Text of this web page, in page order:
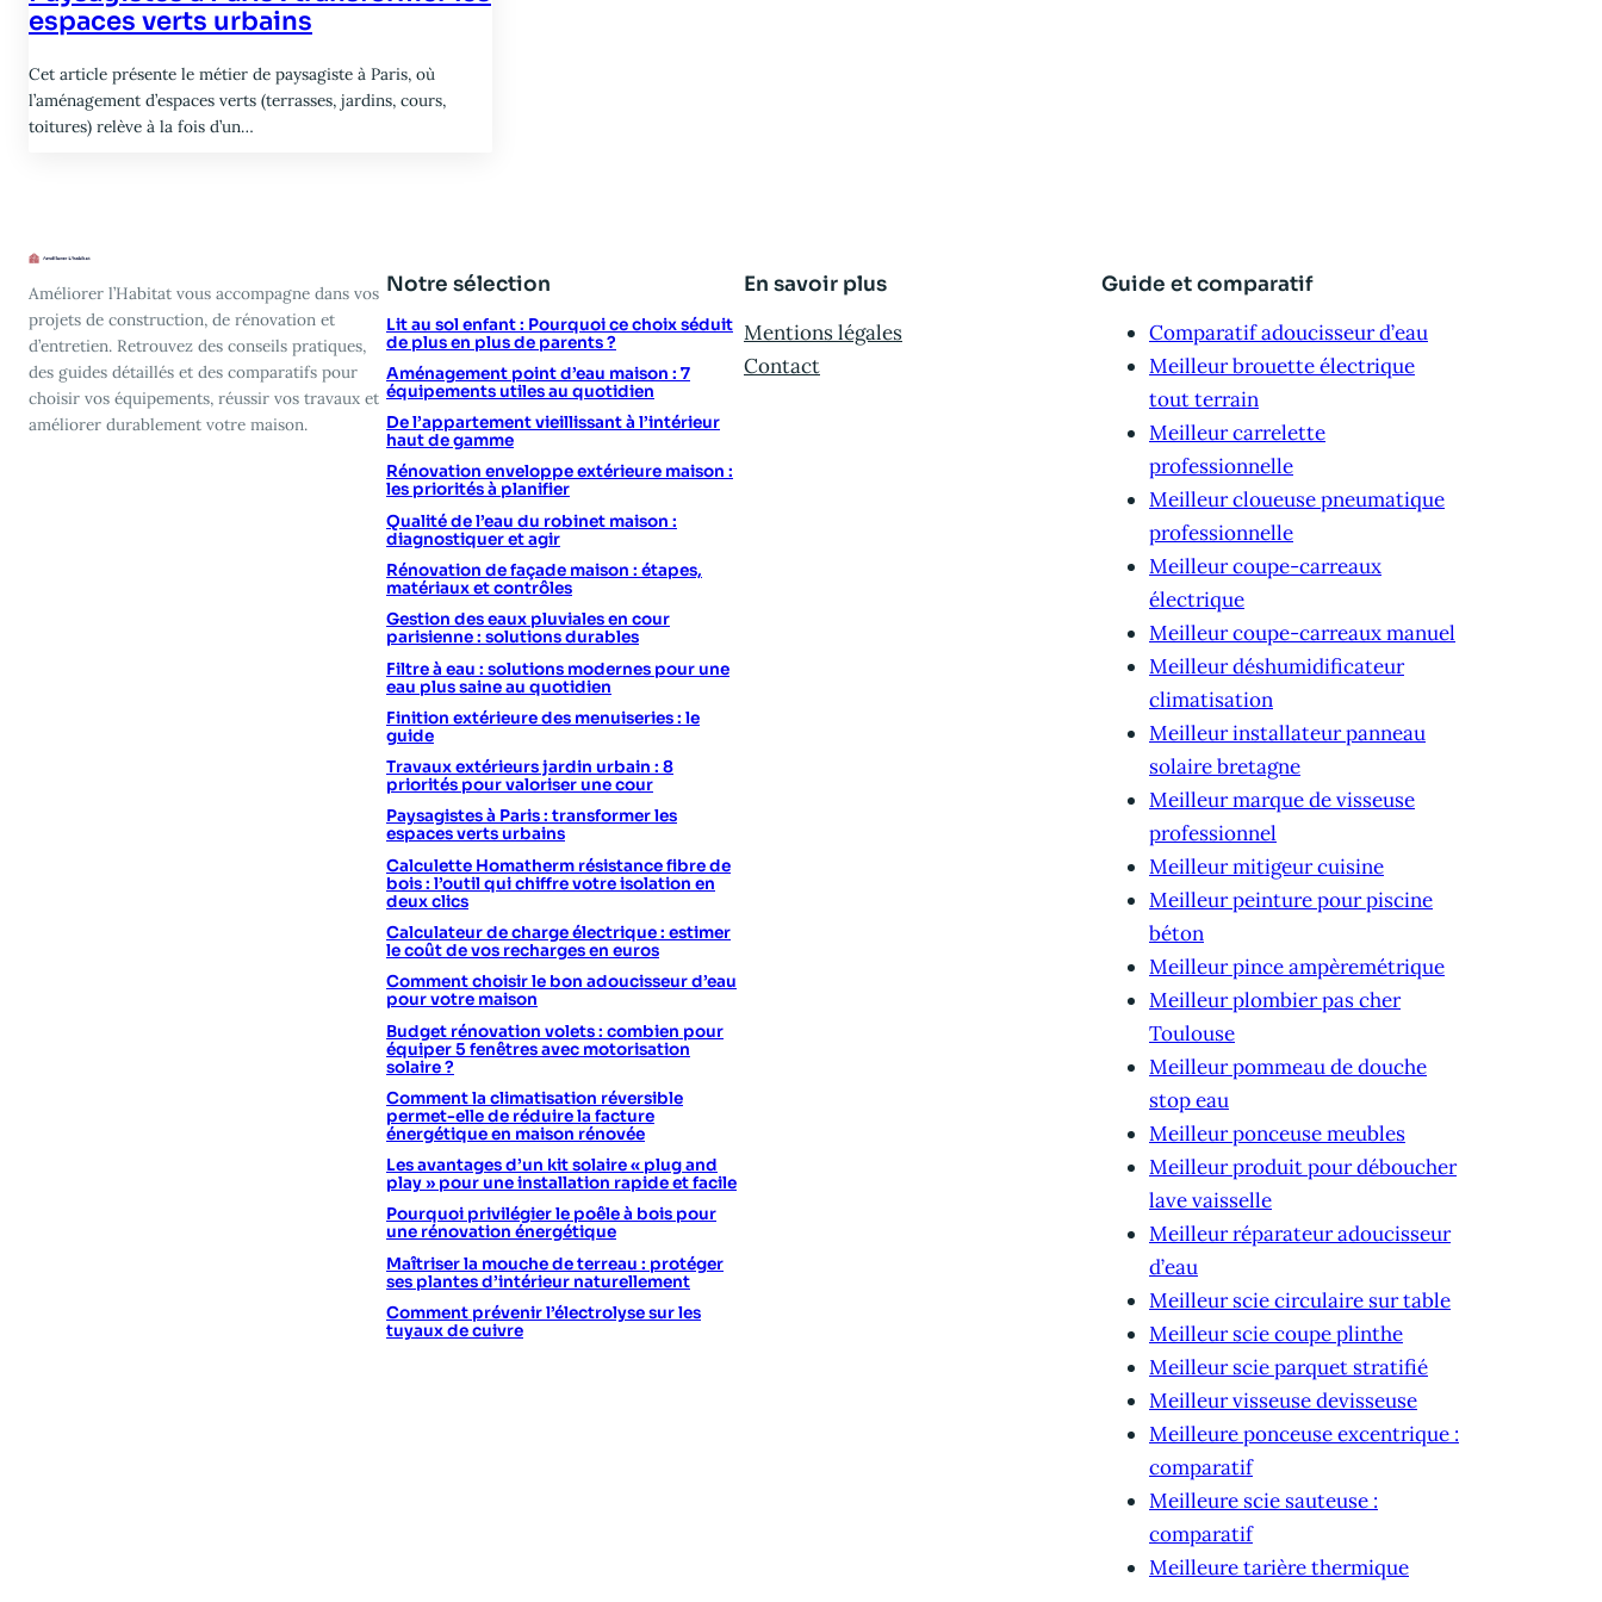
espaces verts urbains
Cet article présente le métier de paysagiste à Paris, où
l’aménagement d’espaces verts (terrasses, jardins, cours,
toitures) relève à la fois d’un…
Améliorer l’Habitat vous accompagne dans vos
projets de construction, de rénovation et
d’entretien. Retrouvez des conseils pratiques,
des guides détaillés et des comparatifs pour
choisir vos équipements, réussir vos travaux et
améliorer durablement votre maison.
Notre sélection
Lit au sol enfant : Pourquoi ce choix séduit
de plus en plus de parents ?
Aménagement point d’eau maison : 7
équipements utiles au quotidien
De l’appartement vieillissant à l’intérieur
haut de gamme
Rénovation enveloppe extérieure maison :
les priorités à planifier
Qualité de l’eau du robinet maison :
diagnostiquer et agir
Rénovation de façade maison : étapes,
matériaux et contrôles
Gestion des eaux pluviales en cour
parisienne : solutions durables
Filtre à eau : solutions modernes pour une
eau plus saine au quotidien
Finition extérieure des menuiseries : le
guide
Travaux extérieurs jardin urbain : 8
priorités pour valoriser une cour
Paysagistes à Paris : transformer les
espaces verts urbains
Calculette Homatherm résistance fibre de
bois : l’outil qui chiffre votre isolation en
deux clics
Calculateur de charge électrique : estimer
le coût de vos recharges en euros
Comment choisir le bon adoucisseur d’eau
pour votre maison
Budget rénovation volets : combien pour
équiper 5 fenêtres avec motorisation
solaire ?
Comment la climatisation réversible
permet-elle de réduire la facture
énergétique en maison rénovée
Les avantages d’un kit solaire « plug and
play » pour une installation rapide et facile
Pourquoi privilégier le poêle à bois pour
une rénovation énergétique
Maîtriser la mouche de terreau : protéger
ses plantes d’intérieur naturellement
Comment prévenir l’électrolyse sur les
tuyaux de cuivre
En savoir plus
Mentions légales
Contact
Guide et comparatif
Comparatif adoucisseur d’eau
Meilleur brouette électrique
tout terrain
Meilleur carrelette
professionnelle
Meilleur cloueuse pneumatique
professionnelle
Meilleur coupe-carreaux
électrique
Meilleur coupe-carreaux manuel
Meilleur déshumidificateur
climatisation
Meilleur installateur panneau
solaire bretagne
Meilleur marque de visseuse
professionnel
Meilleur mitigeur cuisine
Meilleur peinture pour piscine
béton
Meilleur pince ampèremétrique
Meilleur plombier pas cher
Toulouse
Meilleur pommeau de douche
stop eau
Meilleur ponceuse meubles
Meilleur produit pour déboucher
lave vaisselle
Meilleur réparateur adoucisseur
d’eau
Meilleur scie circulaire sur table
Meilleur scie coupe plinthe
Meilleur scie parquet stratifié
Meilleur visseuse devisseuse
Meilleure ponceuse excentrique :
comparatif
Meilleure scie sauteuse :
comparatif
Meilleure tarière thermique